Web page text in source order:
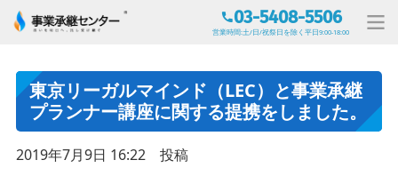
03-5408-5506
営業時間:土/日/祝祭日を除く平日9:00-18:00
東京リーガルマインド（LEC）と事業承継
プランナー講座に関する提携をしました。
2019年7月9日 16:22 投稿